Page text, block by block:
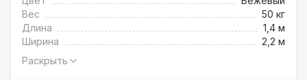
Вес
50 кг
Длина
1,4 м
Ширина
2,2 м
Раскрыть